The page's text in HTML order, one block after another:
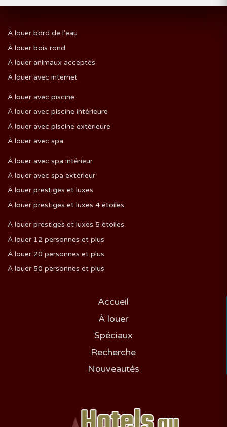
À louer bord de l'eau
À louer bois rond
À louer animaux acceptés
À louer avec internet
À louer avec piscine
À louer avec piscine intérieure
À louer avec piscine extérieure
À louer avec spa
À louer avec spa intérieur
À louer avec spa extérieur
À louer prestiges et luxes
À louer prestiges et luxes 4 étoiles
À louer prestiges et luxes 5 étoiles
À louer 12 personnes et plus
À louer 20 personnes et plus
À louer 50 personnes et plus
Accueil
À louer
Spéciaux
Recherche
Nouveautés